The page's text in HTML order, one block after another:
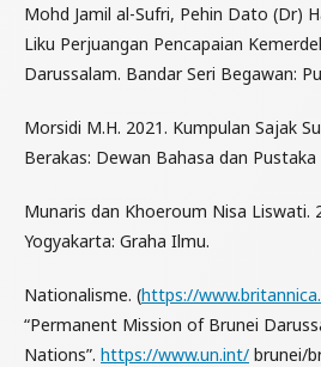
Mohd Jamil al-Sufri, Pehin Dato (Dr)
Liku Perjuangan Pencapaian
Darussalam. Bandar Seri Begawan:
Morsidi M.H. 2021. Kumpulan Sajak
Berakas: Dewan Bahasa dan Pustaka
Munaris dan Khoeroum Nisa Liswati.
Yogyakarta: Graha Ilmu.
Nationalisme. (https://
“Permanent Mission of Brunei
Nations”. https://www.un.int/ brunei/